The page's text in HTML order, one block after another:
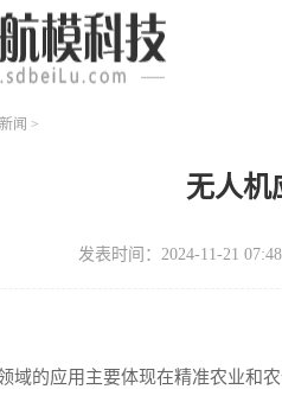
闻 >
无人机
发表时间：2024-11-21 07:48
域的应用主要体现在精准农业和